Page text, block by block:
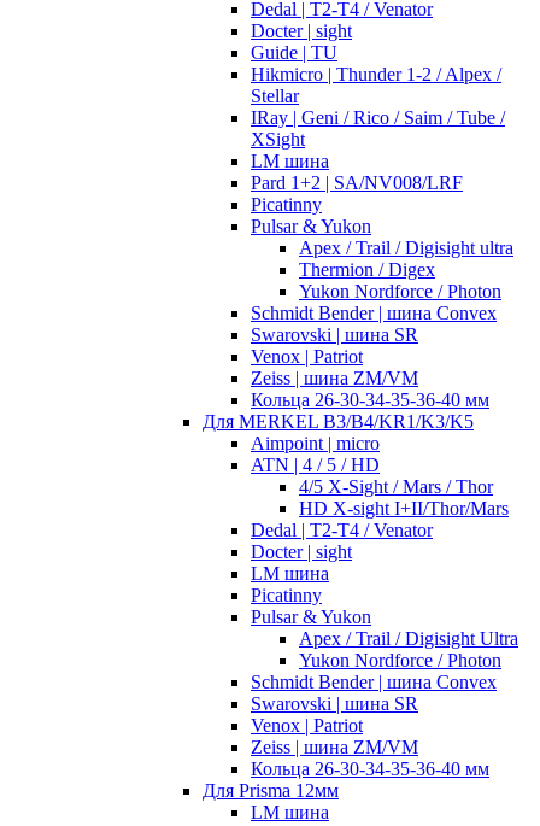
Dedal | T2-T4 / Venator
Docter | sight
Guide | TU
Hikmicro | Thunder 1-2 / Alpex /
Stellar
IRay | Geni / Rico / Saim / Tube /
XSight
LM шина
Pard 1+2 | SA/NV008/LRF
Picatinny
Pulsar & Yukon
Apex / Trail / Digisight ultra
Thermion / Digex
Yukon Nordforce / Photon
Schmidt Bender | шина Convex
Swarovski | шина SR
Venox | Patriot
Zeiss | шина ZM/VM
Кольца 26-30-34-35-36-40 мм
Для MERKEL B3/B4/KR1/K3/K5
Aimpoint | micro
ATN | 4 / 5 / HD
4/5 X-Sight / Mars / Thor
HD X-sight I+II/Thor/Mars
Dedal | T2-T4 / Venator
Docter | sight
LM шина
Picatinny
Pulsar & Yukon
Apex / Trail / Digisight Ultra
Yukon Nordforce / Photon
Schmidt Bender | шина Convex
Swarovski | шина SR
Venox | Patriot
Zeiss | шина ZM/VM
Кольца 26-30-34-35-36-40 мм
Для Prisma 12мм
LM шина